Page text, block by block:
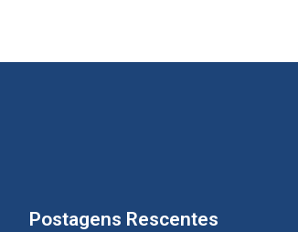
Postagens Rescentes